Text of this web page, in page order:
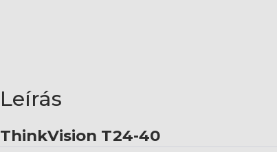
Leírás
ThinkVision T24-40